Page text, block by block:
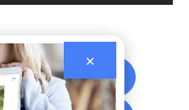
×
She / Sie